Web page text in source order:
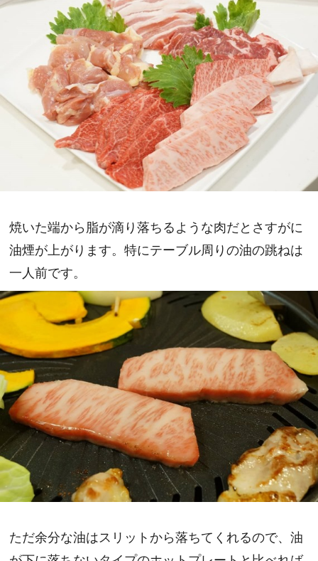
焼いた端から脂が滴り落ちるような肉だとさすがに
油煙が上がります。特にテーブル周りの油の跳ねは
一人前です。
ただ余分な油はスリットから落ちてくれるので、油